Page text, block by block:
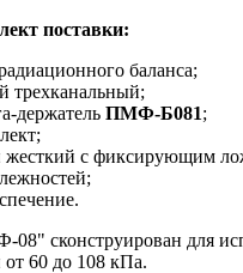
поставки:
баланса;
трехканальный;
держатель ПМФ-Б081;
жесткий с фиксирующим
сконструирован для
60 до 108 кПа.